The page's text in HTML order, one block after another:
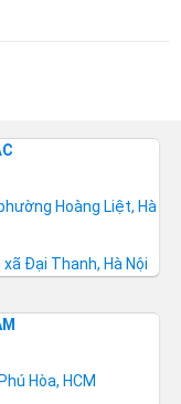
Hoàng Liệt, Hà
Đại Thanh, Hà Nội
Hòa, HCM